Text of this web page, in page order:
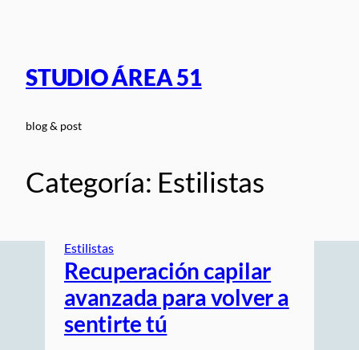
STUDIO ÁREA 51
blog & post
Categoría: Estilistas
Estilistas
Recuperación capilar
avanzada para volver a
sentirte tú